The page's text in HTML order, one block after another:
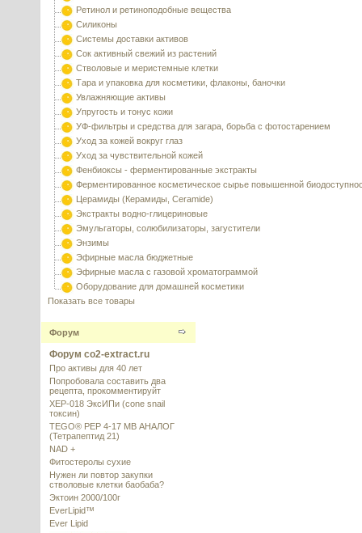
Ретинол и ретиноподобные вещества
Силиконы
Системы доставки активов
Сок активный свежий из растений
Стволовые и меристемные клетки
Тара и упаковка для косметики, флаконы, баночки
Увлажняющие активы
Упругость и тонус кожи
УФ-фильтры и средства для загара, борьба с фотостарением
Уход за кожей вокруг глаз
Уход за чувствительной кожей
Фенбиоксы - ферментированные экстракты
Ферментированное косметическое сырье повышенной
Церамиды (Керамиды, Ceramide)
Экстракты водно-глицериновые
Эмульгаторы, солюбилизаторы, загустители
Энзимы
Эфирные масла бюджетные
Эфирные масла с газовой хроматограммой
Оборудование для домашней косметики
Показать все товары
Форум
Форум co2-extract.ru
Про активы для 40 лет
Попробовала составить два
рецепта, прокомментируйт
XEP-018 ЭксИПи (cone snail
токсин)
TEGO® PEP 4-17 MB АНАЛОГ
(Тетрапептид 21)
NAD +
Фитостеролы сухие
Нужен ли повтор закупки
стволовые клетки баобаба?
Эктоин 2000/100г
EverLipid™
Ever Lipid